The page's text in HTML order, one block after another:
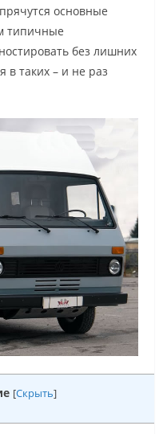
основные
типичные
без лишних
в таких – и не раз
[Скрыть]